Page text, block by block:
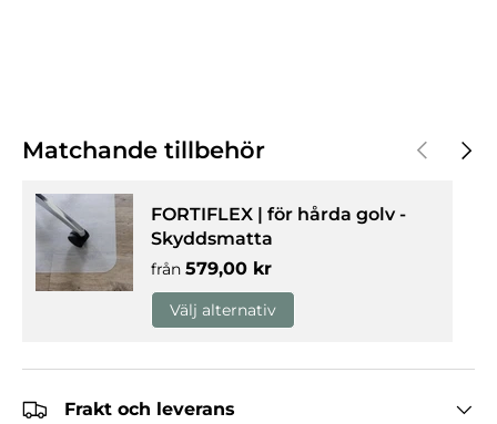
Matchande tillbehör Nästa
FORTIFLEX | för hårda golv -
Skyddsmatta
från Normalpris
579,00 kr
Välj alternativ
Frakt och leverans